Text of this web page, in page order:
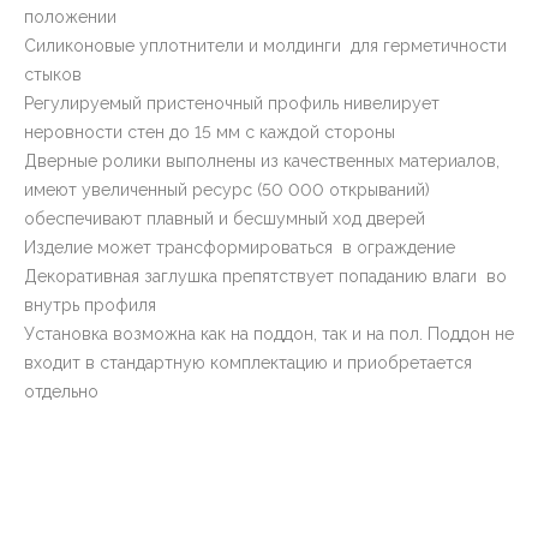
положении
Силиконовые уплотнители и молдинги для герметичности
стыков
Регулируемый пристеночный профиль нивелирует
неровности стен до 15 мм с каждой стороны
Дверные ролики выполнены из качественных материалов,
имеют увеличенный ресурс (50 000 открываний)
обеспечивают плавный и бесшумный ход дверей
Изделие может трансформироваться в ограждение
Декоративная заглушка препятствует попаданию влаги во
внутрь профиля
Установка возможна как на поддон, так и на пол. Поддон не
входит в стандартную комплектацию и приобретается
отдельно